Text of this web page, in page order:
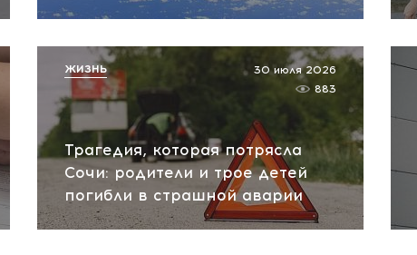
Трагедия, которая потрясла
Сочи: родители и трое детей
погибли в страшной аварии
30 июля 2026
883
ЖИЗНЬ